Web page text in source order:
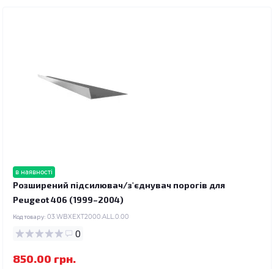
в наявності
Розширений підсилювач/з'єднувач порогів для
Peugeot 406 (1999–2004)
Код товару: 03.WBXEXT2000.ALL.0.00
0
850.00 грн.